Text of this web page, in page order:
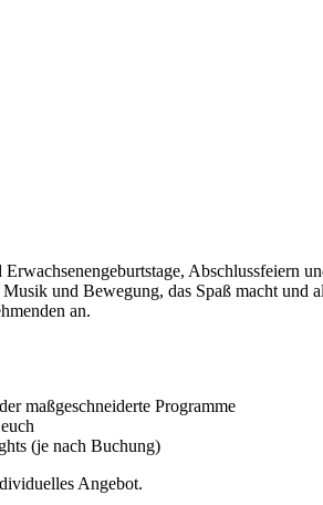
Abschlussfeiern
und Bewegung, das Spaß macht
an.
maßgeschneiderte Programme
(je nach Buchung)
Angebot.